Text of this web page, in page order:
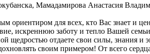
Мамадамирова Анастасия
ориентиром для всех, кто Вас знает и
искреннюю заботу и тепло Вашей
щедростью отдаете свои силы,
своим примером! От всего